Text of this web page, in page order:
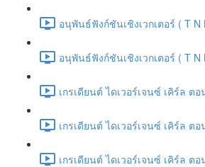
อนุพันธ์ฟังก์ชันเชิงเวกเตอร์ ( T
อนุพันธ์ฟังก์ชันเชิงเวกเตอร์ ( T
เกรเดียนต์ ไดเวอร์เจนซ์ เคิร์ล ต
เกรเดียนต์ ไดเวอร์เจนซ์ เคิร์ล ต
เกรเดียนต์ ไดเวอร์เจนซ์ เคิร์ล ต